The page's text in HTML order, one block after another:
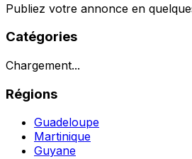
Publiez votre annonce en
Catégories
Chargement...
Régions
Guadeloupe
Martinique
Guyane